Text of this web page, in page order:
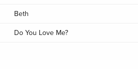
Beth
Do You Love Me?